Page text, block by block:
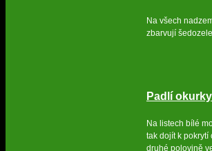
Na všech
zbarvují
Padlí
Na listech bílé
tak dojít k pokrytí
druhé polovině